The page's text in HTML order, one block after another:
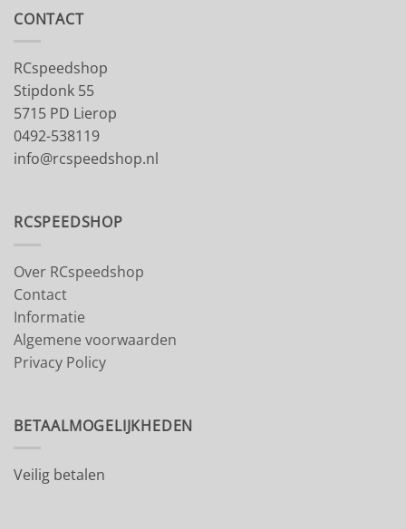
CONTACT
RCspeedshop
Stipdonk 55
5715 PD Lierop
0492-538119
info@rcspeedshop.nl
RCSPEEDSHOP
Over RCspeedshop
Contact
Informatie
Algemene voorwaarden
Privacy Policy
BETAALMOGELIJKHEDEN
Veilig betalen